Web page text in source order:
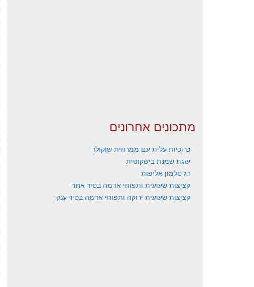
מתכונים אחרונים
כרוכיות עלית עם ממרחית שוקולד
עוגת שמנת בישקוטית
דג סלמון אליפות
קציצות שעועית ותפוחי אדמה בסיר אחד
קציצות שעועית ירוקה ותפוחי אדמה בסיר ענק